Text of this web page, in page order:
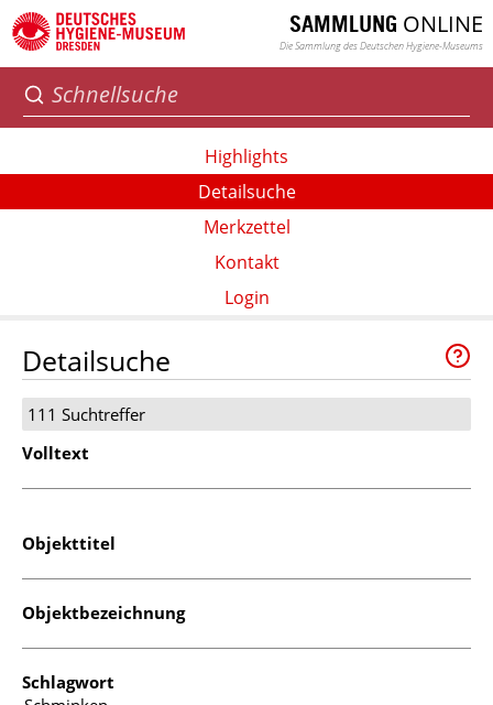
SAMMLUNG ONLINE
Die Sammlung des Deutschen Hygiene-Museums
Highlights
Detailsuche
Merkzettel
Kontakt
Login
Detailsuche
111 Suchtreffer
Volltext
Objekttitel
Objektbezeichnung
Schlagwort